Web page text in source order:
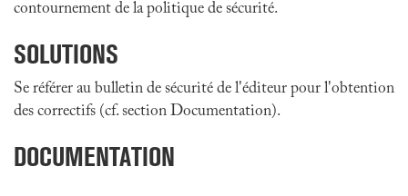
contournement de la politique de sécurité.
SOLUTIONS
Se référer au bulletin de sécurité de l'éditeur pour l'obtention
des correctifs (cf. section Documentation).
DOCUMENTATION